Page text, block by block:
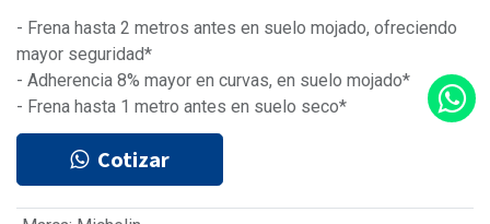
- Frena hasta 2 metros antes en suelo mojado, ofreciendo
mayor seguridad*
- Adherencia 8% mayor en curvas, en suelo mojado*
- Frena hasta 1 metro antes en suelo seco*
Cotizar